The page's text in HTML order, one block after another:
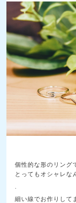
個性的な形のリング
とってもオシャレな
細い線でお作りして